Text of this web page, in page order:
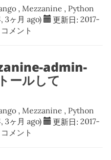
,Mezzanine , Python
3ヶ月 ago) 更新日: 2017-
メント
admin-
ールして
,Mezzanine , Python
3ヶ月 ago) 更新日: 2017-
メント